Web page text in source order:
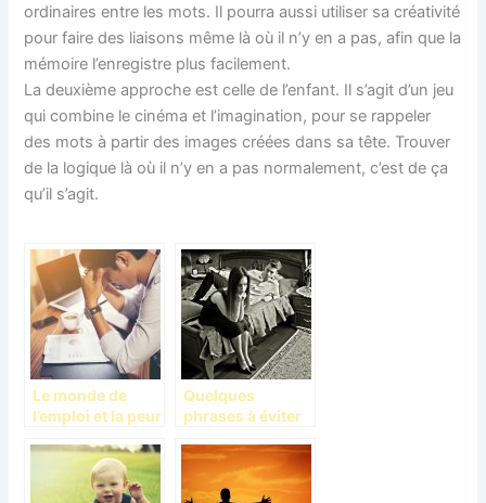
ordinaires entre les mots. Il pourra aussi utiliser sa créativité
pour faire des liaisons même là où il n’y en a pas, afin que la
mémoire l’enregistre plus facilement.
La deuxième approche est celle de l’enfant. Il s’agit d’un jeu
qui combine le cinéma et l’imagination, pour se rappeler
des mots à partir des images créées dans sa tête. Trouver
de la logique là où il n’y en a pas normalement, c’est de ça
qu’il s’agit.
Le monde de
l’emploi et la peur
Quelques
phrases à éviter